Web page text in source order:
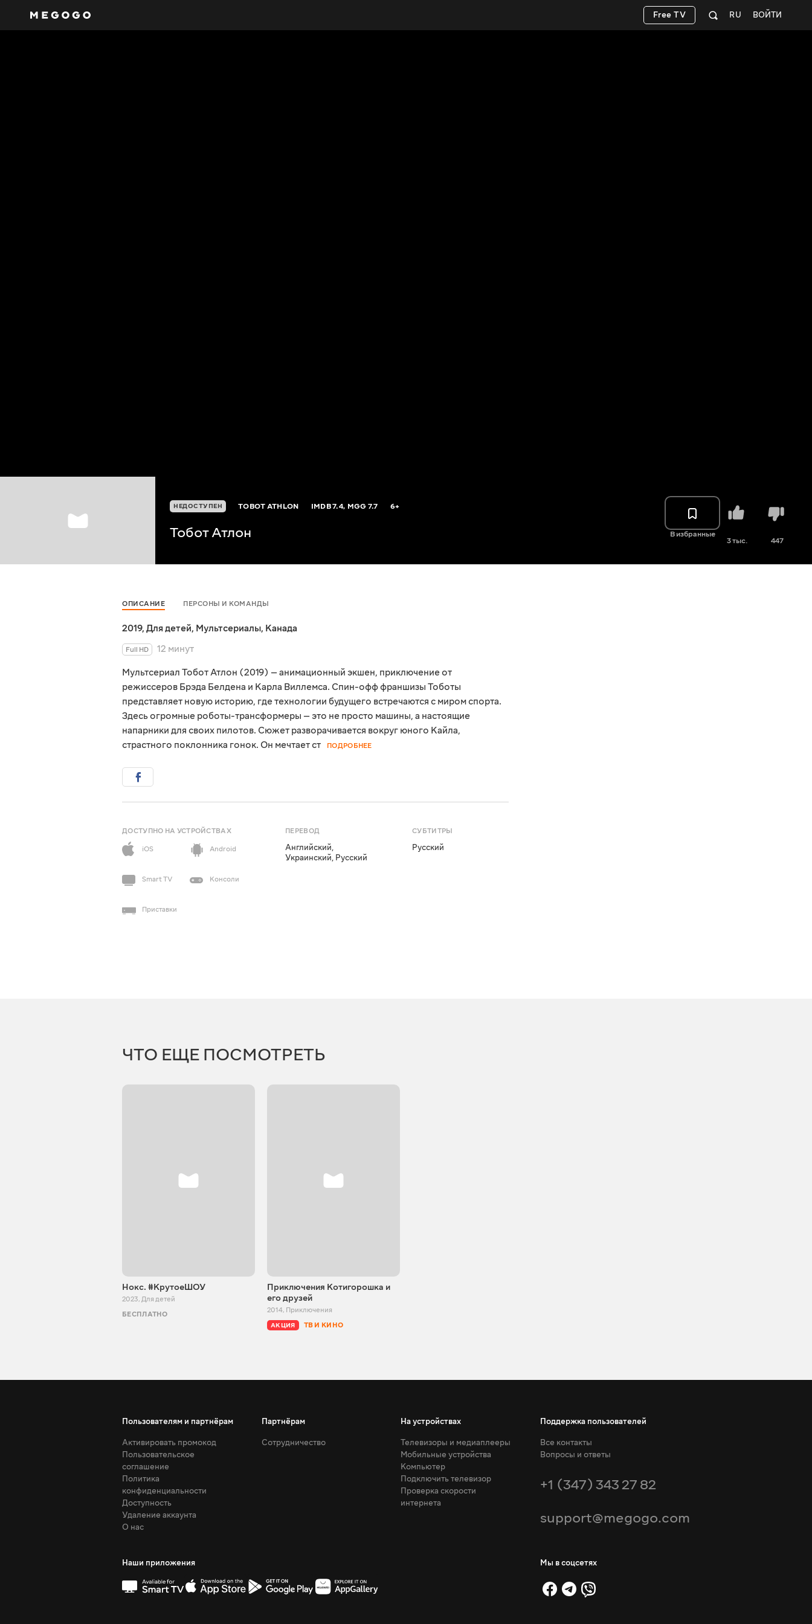
ВОЙТИ
RU
Free TV
НЕДОСТУПЕН TOBOT ATHLON IMDB7.4, MGG7.7 6+
Тобот Атлон В избранные
3 тыс. 447
ОПИСАНИЕ ПЕРСОНЫ И КОМАНДЫ
2019, Для детей, Мультсериалы, Канада
Full HD
12 минут
Мультсериал Тобот Атлон (2019) — анимационный экшен, приключение от
режиссеров Брэда Белдена и Карла Виллемса. Спин-офф франшизы Тоботы
представляет новую историю, где технологии будущего встречаются с миром спорта.
Здесь огромные роботы-трансформеры — это не просто машины, а настоящие
напарники для своих пилотов. Сюжет разворачивается вокруг юного Кайла,
страстного поклонника гонок. Он мечтает ст
ПОДРОБНЕЕ
ДОСТУПНО НА УСТРОЙСТВАХ
iOS
Android
Smart TV Консоли
Приставки
ПЕРЕВОД
Английский,
Украинский, Русский
СУБТИТРЫ
Русский
ЧТО ЕЩЕ ПОСМОТРЕТЬ
Нокс. #КрутоеШОУ
2023, Для детей
БЕСПЛАТНО
Приключения Котигорошка и
его друзей
2014, Приключения
АКЦИЯ ТВ И КИНО
Пользователям и партнёрам
Активировать промокод
Пользовательское
соглашение
Политика
конфиденциальности
Доступность
Удаление аккаунта
О нас
Партнёрам
Сотрудничество
На устройствах
Телевизоры и медиаплееры
Мобильные устройства
Компьютер
Подключить телевизор
Проверка скорости
интернета
Поддержка пользователей
Все контакты
Вопросы и ответы
+1 (347) 343 27 82
support@megogo.com
Наши приложения Мы в соцсетях